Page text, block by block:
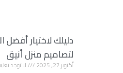
دليلك لاختيار أفضل
لتصاميم منزل أنيق
أكتوبر 27, 2025 لا توجد